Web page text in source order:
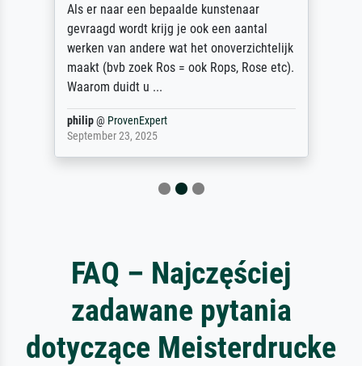
Als er naar een bepaalde kunstenaar
gevraagd wordt krijg je ook een aantal
werken van andere wat het onoverzichtelijk
maakt (bvb zoek Ros = ook Rops, Rose etc).
Waarom duidt u ...
philip@ ProvenExpert
September 23, 2025
FAQ – Najczęściej
zadawane pytania
dotyczące Meisterdrucke